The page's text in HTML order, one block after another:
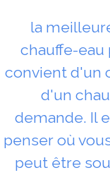
la
chauffe-
convient d'un
d'un
demande. Il
penser où
peut être